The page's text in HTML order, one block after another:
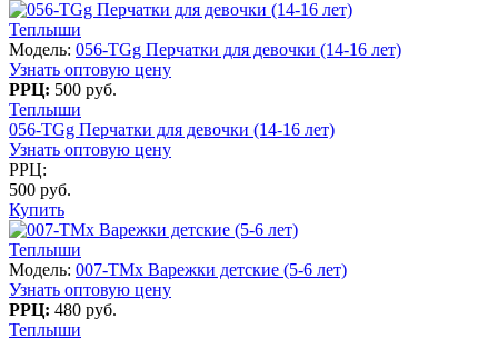
Теплыши
Модель: 056-TGg Перчатки для девочки (14-16 лет)
Узнать оптовую цену
РРЦ: 500 руб.
Теплыши
056-TGg Перчатки для девочки (14-16 лет)
Узнать оптовую цену
РРЦ:
500 руб.
Купить
Теплыши
Модель: 007-TMx Варежки детские (5-6 лет)
Узнать оптовую цену
РРЦ: 480 руб.
Теплыши